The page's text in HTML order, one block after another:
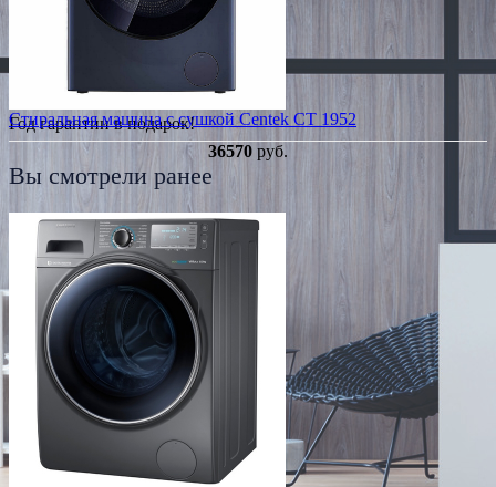
Год гарантии в подарок!
Стиральная машина с сушкой Centek CT 1952
36570 руб.
Вы смотрели ранее